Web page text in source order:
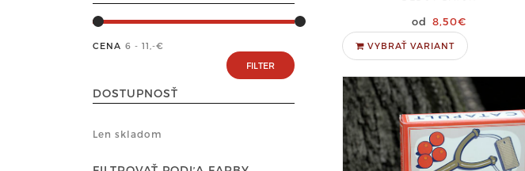
CENA 6 - 11 ,-€
DOSTUPNOSŤ
Len skladom
8,50€
VYBRAŤ VARIANT